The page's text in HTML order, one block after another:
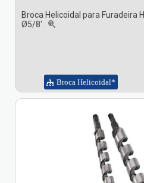
Broca Helicoidal para Furadeira
Ø5/8'.
Broca Helicoidal*